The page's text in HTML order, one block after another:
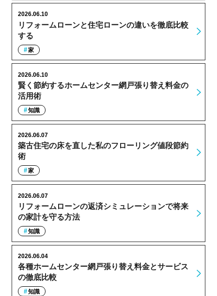
リフォームローンと住宅ローンの違いを徹底比較
する
2026.06.10
家
賢く節約するホームセンター網戸張り替え料金の
活用術
2026.06.10
知識
築古住宅の床を直した私のフローリング値段節約
術
2026.06.07
家
リフォームローンの返済シミュレーションで将来
の家計を守る方法
2026.06.07
知識
各種ホームセンター網戸張り替え料金とサービス
の徹底比較
2026.06.04
知識